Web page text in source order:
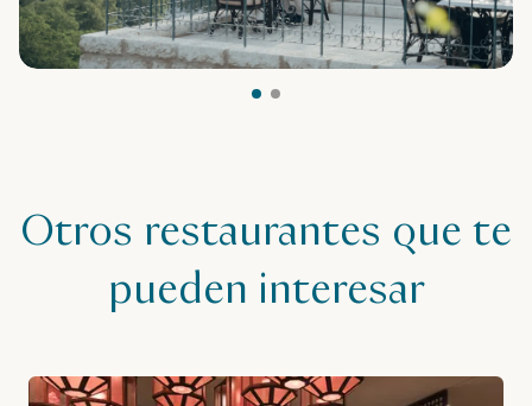
Otros restaurantes que te
pueden interesar